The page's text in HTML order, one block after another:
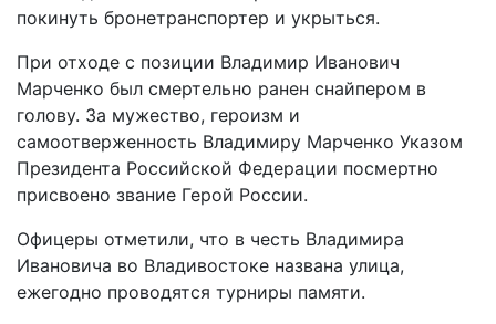
покинуть бронетранспортер и укрыться.
При отходе с позиции Владимир Иванович
Марченко был смертельно ранен снайпером в
голову. За мужество, героизм и
самоотверженность Владимиру Марченко Указом
Президента Российской Федерации посмертно
присвоено звание Герой России.
Офицеры отметили, что в честь Владимира
Ивановича во Владивостоке названа улица,
ежегодно проводятся турниры памяти.